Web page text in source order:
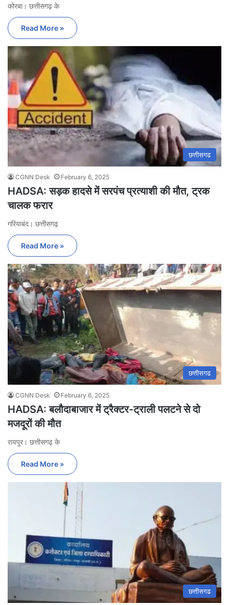
कोरबा। छत्तीसगढ़ के
Read More »
छत्तीसगढ
CGNN Desk February 6, 2025
HADSA: सड़क हादसे में सरपंच प्रत्याशी की मौत, ट्रक
चालक फरार
गरियाबंद। छत्तीसगढ़
Read More »
छत्तीसगढ
CGNN Desk February 6, 2025
HADSA: बलौदाबाजार में ट्रैक्टर-ट्राली पलटने से दो
मजदूरों की मौत
रायपुर। छत्तीसगढ़ के
Read More »
छत्तीसगढ